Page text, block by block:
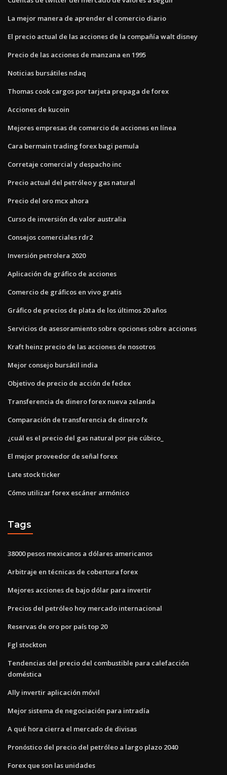
La mejor manera de aprender el comercio diario
El precio actual de las acciones de la compañía walt disney
Precio de las acciones de manzana en 1995
Noticias bursátiles ndaq
Thomas cook cargos por tarjeta prepaga de forex
Acciones de kucoin
Mejores empresas de comercio de acciones en línea
Cara bermain trading forex bagi pemula
Corretaje comercial y despacho inc
Precio actual del petróleo y gas natural
Precio del oro mcx ahora
Curso de inversión de valor australia
Consejos comerciales rdr2
Inversión petrolera 2020
Aplicación de gráfico de acciones
Comercio de gráficos en vivo gratis
Gráfico de precios de plata de los últimos 20 años
Servicios de asesoramiento sobre opciones sobre acciones
Kraft heinz precio de las acciones de nosotros
Mejor consejo bursátil india
Objetivo de precio de acción de fedex
Transferencia de dinero forex nueva zelanda
Comparación de transferencia de dinero fx
¿cuál es el precio del gas natural por pie cúbico_
El mejor proveedor de señal forex
Late stock ticker
Cómo utilizar forex escáner armónico
Tags
38000 pesos mexicanos a dólares americanos
Arbitraje en técnicas de cobertura forex
Mejores acciones de bajo dólar para invertir
Precios del petróleo hoy mercado internacional
Reservas de oro por país top 20
Fgl stockton
Tendencias del precio del combustible para calefacción
doméstica
Ally invertir aplicación móvil
Mejor sistema de negociación para intradía
A qué hora cierra el mercado de divisas
Pronóstico del precio del petróleo a largo plazo 2040
Forex que son las unidades